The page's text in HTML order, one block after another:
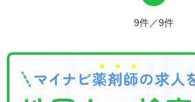
9件／9件